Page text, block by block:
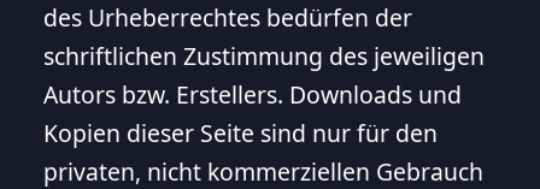
des Urheberrechtes bedürfen der
schriftlichen Zustimmung des jeweiligen
Autors bzw. Erstellers. Downloads und
Kopien dieser Seite sind nur für den
privaten, nicht kommerziellen Gebrauch